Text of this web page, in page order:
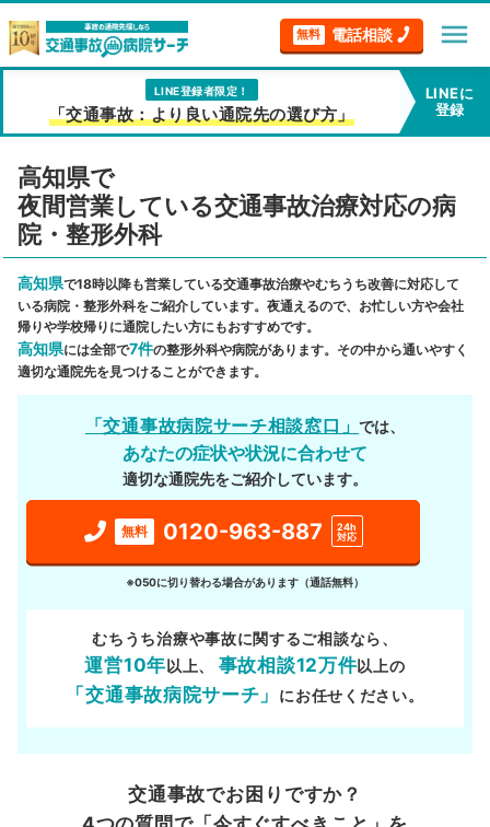
無料 電話相談 menu
LINE登録者限定！
「交通事故：より良い通院先の選び方」
LINEに
登録
高知県で
夜間営業している交通事故治療対応の病
院・整形外科
高知県で18時以降も営業している交通事故治療やむちうち改善に対応して
いる病院・整形外科をご紹介しています。夜通えるので、お忙しい方や会社
帰りや学校帰りに通院したい方にもおすすめです。
高知県には全部で7件の整形外科や病院があります。その中から通いやすく
適切な通院先を見つけることができます。
「交通事故病院サーチ相談窓口」では、
あなたの症状や状況に合わせて
適切な通院先をご紹介しています。
無料 0120-963-887
24h
対応
※050に切り替わる場合があります（通話無料）
むちうち治療や事故に関するご相談なら、
運営10年以上、 事故相談12万件以上の
「交通事故病院サーチ」 にお任せください。
交通事故でお困りですか？